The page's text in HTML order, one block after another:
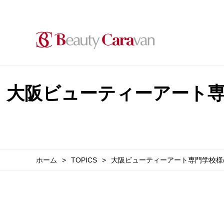
大阪ビューティーアート
ホーム TOPICS 大阪ビューティーアート専門学校